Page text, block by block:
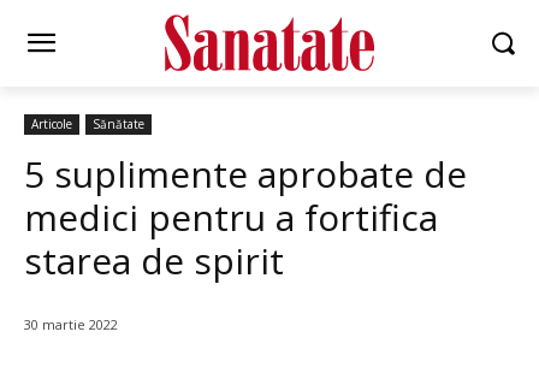
Articole Sănătate
5 suplimente aprobate de
medici pentru a fortifica
starea de spirit
30 martie 2022